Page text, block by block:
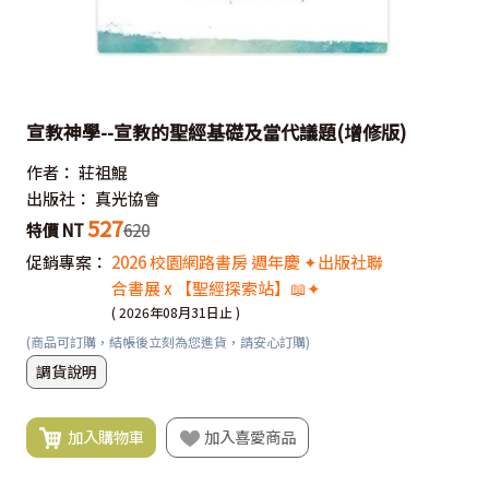
宣教神學--宣教的聖經基礎及當代議題(增修版)
作者： 莊祖鯤
出版社： 真光協會
特價 NT527620
促銷專案： 2026 校園網路書房 週年慶 ✦出版社聯
合書展 x 【聖經探索站】📖✦
( 2026年08月31日止 )
(商品可訂購，結帳後立刻為您進貨，請安心訂購)
調貨說明
加入購物車 加入喜愛商品